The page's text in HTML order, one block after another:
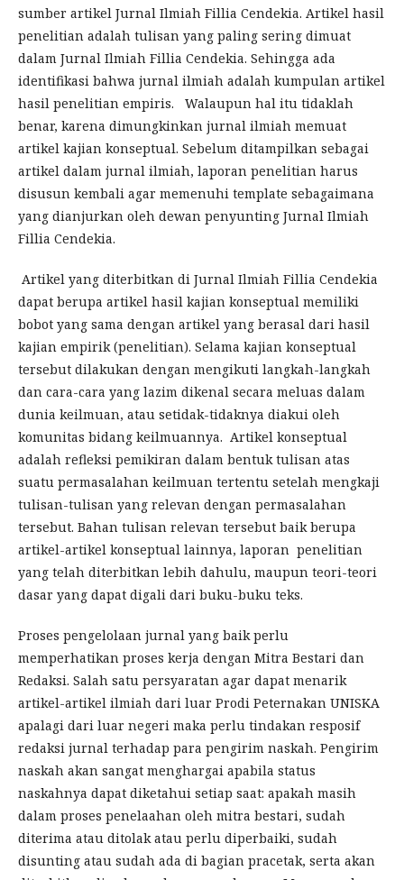
sumber artikel Jurnal Ilmiah Fillia Cendekia. Artikel hasil
penelitian adalah tulisan yang paling sering dimuat
dalam Jurnal Ilmiah Fillia Cendekia. Sehingga ada
identifikasi bahwa jurnal ilmiah adalah kumpulan artikel
hasil penelitian empiris. Walaupun hal itu tidaklah
benar, karena dimungkinkan jurnal ilmiah memuat
artikel kajian konseptual. Sebelum ditampilkan sebagai
artikel dalam jurnal ilmiah, laporan penelitian harus
disusun kembali agar memenuhi template sebagaimana
yang dianjurkan oleh dewan penyunting Jurnal Ilmiah
Fillia Cendekia.
Artikel yang diterbitkan di Jurnal Ilmiah Fillia Cendekia
dapat berupa artikel hasil kajian konseptual memiliki
bobot yang sama dengan artikel yang berasal dari hasil
kajian empirik (penelitian). Selama kajian konseptual
tersebut dilakukan dengan mengikuti langkah-langkah
dan cara-cara yang lazim dikenal secara meluas dalam
dunia keilmuan, atau setidak-tidaknya diakui oleh
komunitas bidang keilmuannya. Artikel konseptual
adalah refleksi pemikiran dalam bentuk tulisan atas
suatu permasalahan keilmuan tertentu setelah mengkaji
tulisan-tulisan yang relevan dengan permasalahan
tersebut. Bahan tulisan relevan tersebut baik berupa
artikel-artikel konseptual lainnya, laporan penelitian
yang telah diterbitkan lebih dahulu, maupun teori-teori
dasar yang dapat digali dari buku-buku teks.
Proses pengelolaan jurnal yang baik perlu
memperhatikan proses kerja dengan Mitra Bestari dan
Redaksi. Salah satu persyaratan agar dapat menarik
artikel-artikel ilmiah dari luar Prodi Peternakan UNISKA
apalagi dari luar negeri maka perlu tindakan resposif
redaksi jurnal terhadap para pengirim naskah. Pengirim
naskah akan sangat menghargai apabila status
naskahnya dapat diketahui setiap saat: apakah masih
dalam proses penelaahan oleh mitra bestari, sudah
diterima atau ditolak atau perlu diperbaiki, sudah
disunting atau sudah ada di bagian pracetak, serta akan